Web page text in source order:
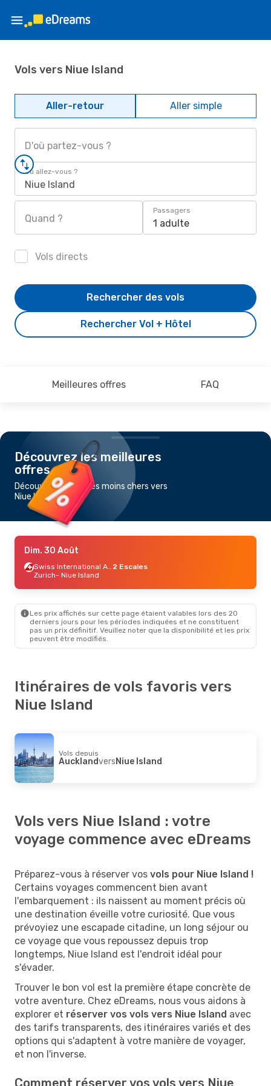
Vols vers Niue Island
Aller-retour Aller simple
D'où partez-vous ?
Où allez-vous ?
Niue Island
Quand ?
Passagers
1 adulte
Vols directs
Rechercher Vol + Hôtel
Rechercher des vols
Meilleures offres FAQ
Découvrez les meilleures
offres
Découvrez les vols les moins chers vers
Niue Island
Dim. 30 Août
Swiss International Air Lines 2 Escales
Zurich- Niue Island
Les prix affichés sur cette page étaient valables lors des 20
derniers jours pour les périodes indiquées et ne constituent
pas un prix définitif. Veuillez noter que la disponibilité et les prix
peuvent être modifiés.
Itinéraires de vols favoris vers
Niue Island
Vols depuis
AucklandversNiue Island
Vols vers Niue Island : votre
voyage commence avec eDreams
Préparez-vous à réserver vos vols pour Niue Island !
Certains voyages commencent bien avant
l'embarquement : ils naissent au moment précis où
une destination éveille votre curiosité. Que vous
prévoyiez une escapade citadine, un long séjour ou
ce voyage que vous repoussez depuis trop
longtemps, Niue Island est l'endroit idéal pour
s'évader.
Trouver le bon vol est la première étape concrète de
votre aventure. Chez eDreams, nous vous aidons à
explorer et réserver vos vols vers Niue Island avec
des tarifs transparents, des itinéraires variés et des
options qui s'adaptent à votre manière de voyager,
et non l'inverse.
Comment réserver vos vols vers Niue